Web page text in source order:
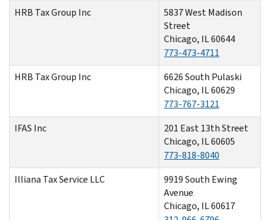
HRB Tax Group Inc
5837 West Madison
Street
Chicago, IL 60644
773-473-4711
HRB Tax Group Inc
6626 South Pulaski
Chicago, IL 60629
773-767-3121
IFAS Inc
201 East 13th Street
Chicago, IL 60605
773-818-8040
Illiana Tax Service LLC
9919 South Ewing
Avenue
Chicago, IL 60617